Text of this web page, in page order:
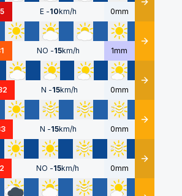
E -10km/h 0mm Détails
NO -15km/h 1mm Détails
N -15km/h 0mm Détails
N -15km/h 0mm Détails
NO -15km/h 0mm Détails